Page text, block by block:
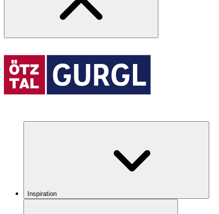
Inspiration